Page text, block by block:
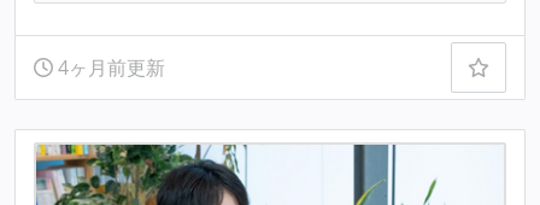
4ヶ月前更新